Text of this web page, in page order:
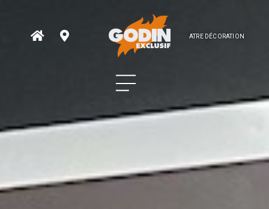
ATRE DÉCORATION